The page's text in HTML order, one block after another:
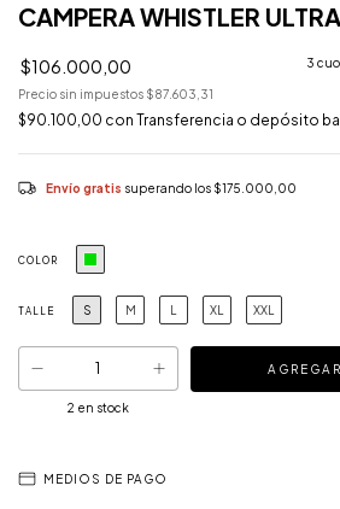
CAMPERA WHISTLER
$106.000,00 3
Precio sin impuestos $87.603,31
$90.100,00 con Transferencia o depósito
Envío gratis superando los $175.000,00
COLOR
TALLE S M L XL XXL
2 en stock
MEDIOS DE PAGO